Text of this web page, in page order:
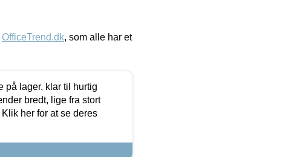
OfficeTrend.dk, som alle har et
på lager, klar til hurtig
bredt, lige fra stort
her for at se deres